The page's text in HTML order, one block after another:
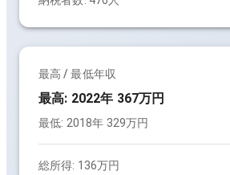
最高 / 最低年収
最高: 2022年 367万円
最低: 2018年 329万円
総所得: 136万円